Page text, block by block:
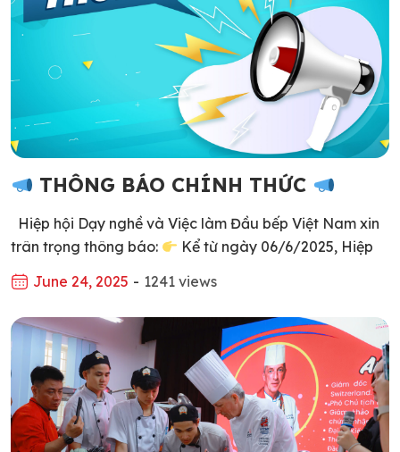
THÔNG BÁO CHÍNH THỨC
Hiệp hội Dạy nghề và Việc làm Đầu bếp Việt Nam xin
trân trọng thông báo:
Kể từ ngày 06/6/2025, Hiệp
hội chính thức sử dụng tên viết tắt tiếng Việt là: “HIỆP
HỘI DẠY NGHỀ VÀ VIỆC LÀM ĐẦU BẾP VIỆT NAM”
trong tất cả các hoạt động, giao dịch, truyền thông […]
June 24, 2025 - 1241 views